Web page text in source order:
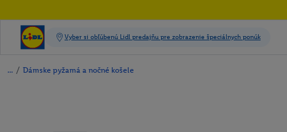
/ Dámske pyžamá a nočné košele